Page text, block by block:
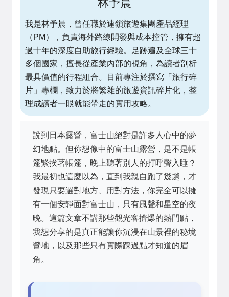
林予晨
我是林予晨，曾任職於連鎖旅遊集團產品經理
（PM），負責海外路線開發與成本控管，擁有超
過十年的深度自助旅行經驗。足跡遍及全球三十
多個國家，擅長從產業內部的視角，為讀者剖析
最具價值的行程組合。目前專注於撰寫「旅行碎
片」專欄，致力於將繁雜的旅遊資訊碎片化，整
理成讀者一眼就能帶走的實用攻略。
說到日本露營，富士山絕對是許多人心中的夢
幻地點。但你想像中的富士山露營，是不是帳
篷緊挨著帳篷，晚上聽著別人的打呼聲入睡？
我最初也這麼以為，直到我親自跑了幾趟，才
發現只要選對地方、用對方法，你完全可以擁
有一個安靜面對富士山，只有風聲和星空的夜
晚。這篇文章不講那些觀光客擠爆的熱門點，
我想分享的是真正能讓你沉浸在山景裡的秘境
營地，以及那些只有實際踩過點才知道的眉
角。